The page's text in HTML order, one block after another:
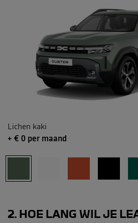
Lichen kaki
+ € 0 per maand
2 HOE LANG WIL JE